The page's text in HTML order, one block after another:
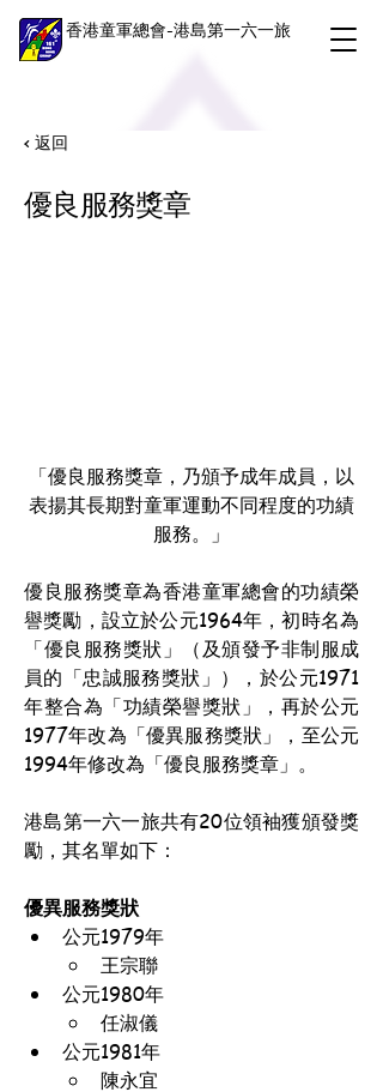
香港童軍總會-港島第一六一旅
< 返回
優良服務獎章
「優良服務獎章，乃頒予成年成員，以
表揚其長期對童軍運動不同程度的功績
服務。」
優良服務獎章為香港童軍總會的功績榮
譽獎勵，設立於公元1964年，初時名為
「優良服務獎狀」（及頒發予非制服成
員的「忠誠服務獎狀」），於公元1971
年整合為「功績榮譽獎狀」，再於公元
1977年改為「優異服務獎狀」，至公元
1994年修改為「優良服務獎章」。
港島第一六一旅共有20位領袖獲頒發獎
勵，其名單如下：
優異服務獎狀
公元1979年
王宗聯
公元1980年
任淑儀
公元1981年
陳永宜